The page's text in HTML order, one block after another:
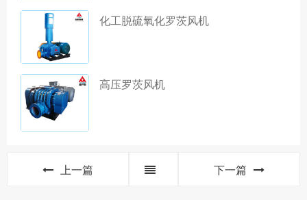
化工脱硫氧化罗茨风机
高压罗茨风机
上一篇 下一篇